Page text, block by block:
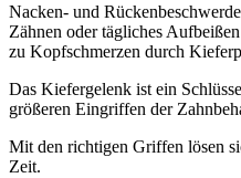
Nacken- und
Zähnen oder tägliches
zu Kopfschmerzen durch
Das Kiefergelenk ist ein
größeren Eingriffen der
Mit den richtigen Griffen lösen
Zeit.